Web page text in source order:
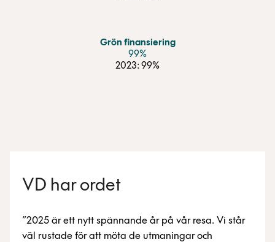
Grön finansiering
99%
2023: 99%
VD har ordet
2025 är ett nytt spännande år på vår resa. Vi står
väl rustade för att möta de utmaningar och